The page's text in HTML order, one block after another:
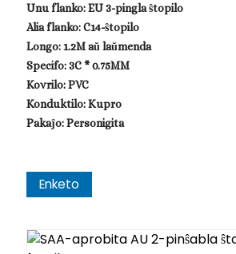
Unu flanko: EU 3-pingla ŝtopilo
Alia flanko: C14-ŝtopilo
Longo: 1.2M aŭ laŭmenda
Specifo: 3C * 0.75MM
Kovrilo: PVC
Konduktilo: Kupro
Pakaĵo: Personigita
Enketo